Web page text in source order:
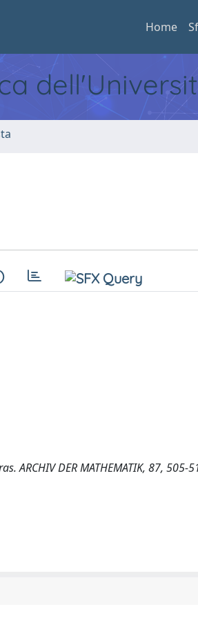
Home
ARCHIV DER MATHEMATIK, 87, 505-